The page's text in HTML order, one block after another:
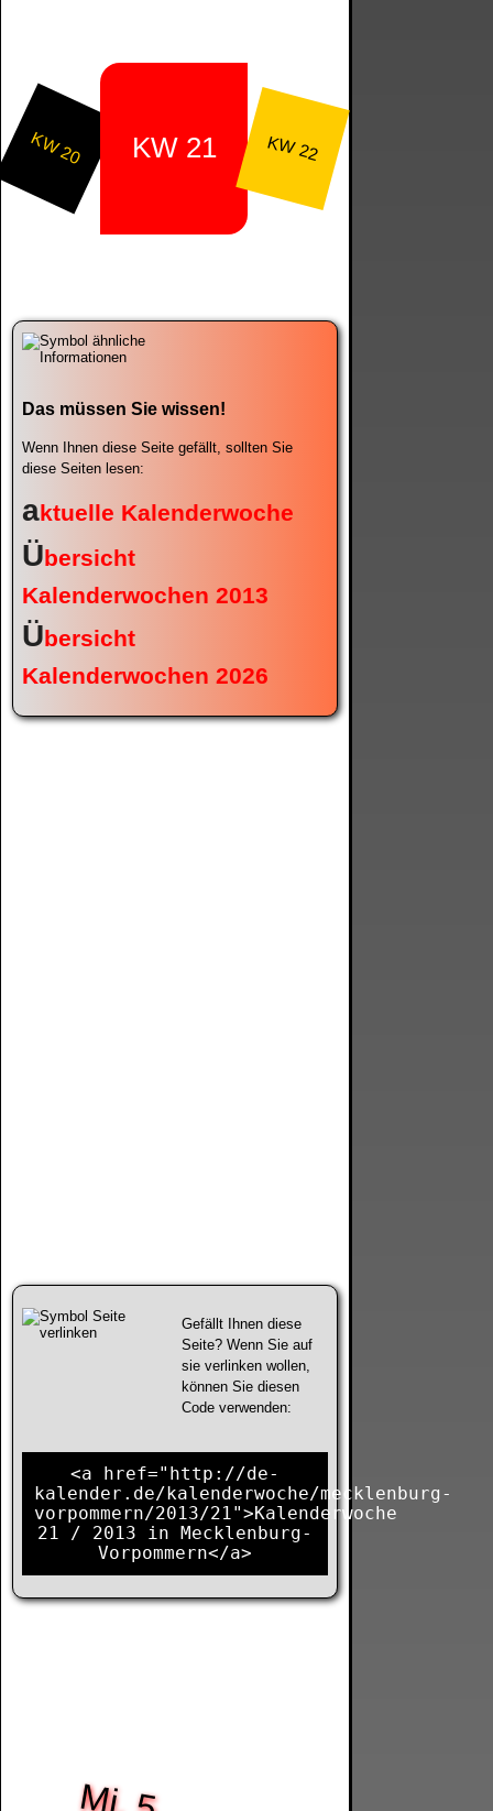
KW 20 KW 21 KW 22
Das müssen Sie wissen!
Wenn Ihnen diese Seite gefällt, sollten Sie
diese Seiten lesen:
aktuelle Kalenderwoche
Übersicht
Kalenderwochen 2013
Übersicht
Kalenderwochen 2026
Gefällt Ihnen diese
Seite? Wenn Sie auf
sie verlinken wollen,
können Sie diesen
Code verwenden:
<a href="http://de-
kalender.de/kalenderwoche/mecklenburg-
vorpommern/2013/21">Kalenderwoche
21 / 2013 in Mecklenburg-
Vorpommern</a>